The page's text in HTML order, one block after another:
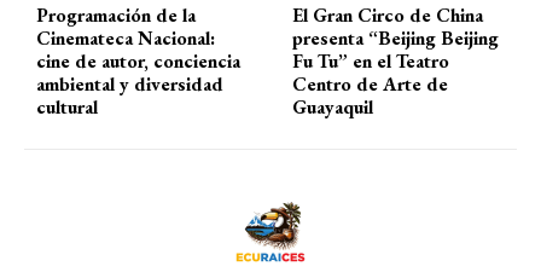
Programación de la
Cinemateca Nacional:
cine de autor, conciencia
ambiental y diversidad
cultural
El Gran Circo de China
presenta “Beijing Beijing
Fu Tu” en el Teatro
Centro de Arte de
Guayaquil